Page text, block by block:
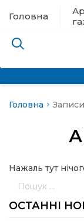
Головна
евакуації
новини
Головна
Нажаль тут
ОСТАННІ